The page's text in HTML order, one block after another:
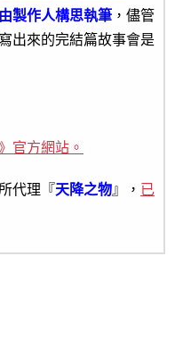
製作人構思執筆 ，儘管
出來的完結篇故事會是
官方網站。
所代理『天降之物』， 已